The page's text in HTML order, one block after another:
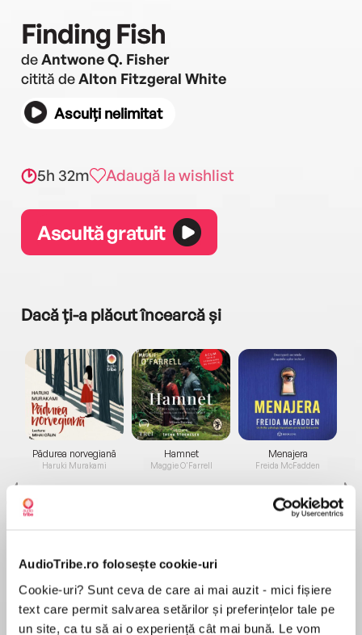
AudioTribe.ro folosește cookie-uri
Cookie-uri? Sunt ceva de care ai mai auzit - mici fișiere
text care permit salvarea setărilor și preferințelor tale pe
un site, ca tu să ai o experiență cât mai bună. Le vom
Finding Fish
deAntwone Q. Fisher
citită deAlton Fitzgeral White
Asculți nelimitat
5h 32m Adaugă la wishlist
Ascultă gratuit
Dacă ți-a plăcut încearcă și
Pădurea norvegiană
Haruki Murakami
Elita de Argint (Elita
de...
Dani Francis
Hamnet
Maggie O'Farrell
Diavolul se îmbracă de
la...
Lauren Weisberger
Menajera
Freida McFadden
Migdală
Sohn Won-pyung